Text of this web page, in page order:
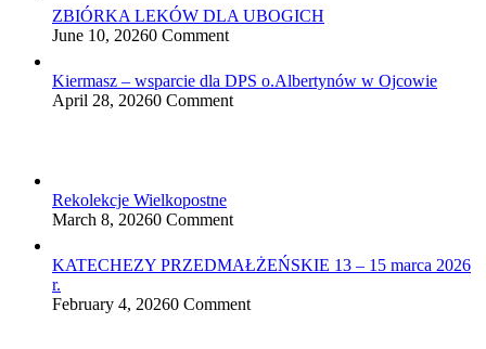
ZBIÓRKA LEKÓW DLA UBOGICH
June 10, 20260 Comment
Kiermasz – wsparcie dla DPS o.Albertynów w Ojcowie
April 28, 20260 Comment
Rekolekcje Wielkopostne
March 8, 20260 Comment
KATECHEZY PRZEDMAŁŻEŃSKIE 13 – 15 marca 2026
r.
February 4, 20260 Comment